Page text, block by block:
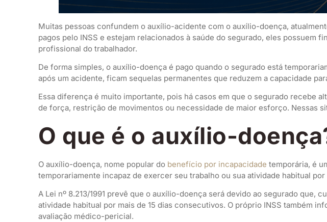
Muitas pessoas confundem o auxílio-acidente com o auxílio-doença,
pagos pelo INSS e estejam relacionados à saúde do segurado, eles
profissional do trabalhador.
De forma simples, o auxílio-doença é pago quando o segurado está
após um acidente, ficam sequelas permanentes que reduzem a capacidade
Essa diferença é muito importante, pois há casos em que o segurado recebe
de força, restrição de movimentos ou necessidade de maior esforço. Nessas
O que é o auxílio-
O auxílio-doença, nome popular do benefício por incapacidade temporária, é
temporariamente incapaz de exercer seu trabalho ou sua atividade habitual
A Lei nº 8.213/1991 prevê que o auxílio-doença será devido ao segurado que,
atividade habitual por mais de 15 dias consecutivos. O próprio INSS também
avaliação médico-pericial.